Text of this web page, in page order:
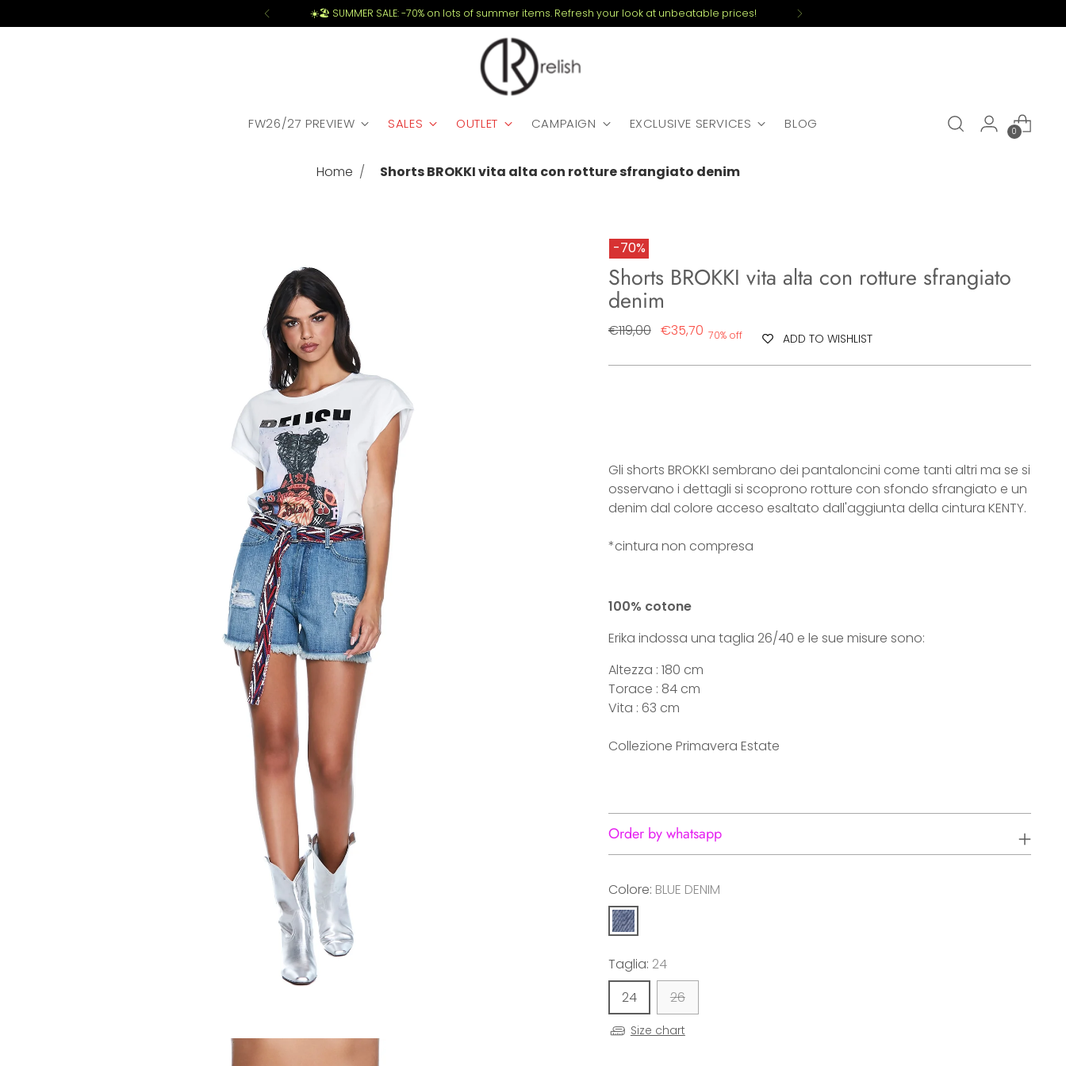
☀️🏖️ SUMMER SALE: -70% on lots of summer items. Refresh your look at unbeatable prices!
FW26/27 PREVIEW SALES OUTLET CAMPAIGN EXCLUSIVE SERVICES BLOG 0
Home Shorts BROKKI vita alta con rotture sfrangiato denim
-70%
Shorts BROKKI vita alta con rotture sfrangiato
denim
Regular
€119,00 €35,70 70% off ADD TO WISHLIST
Gli shorts BROKKI sembrano dei pantaloncini come tanti altri ma se si
osservano i dettagli si scoprono rotture con sfondo sfrangiato e un
denim dal colore acceso esaltato dall'aggiunta della cintura KENTY.
*cintura non compresa
100% cotone
Erika indossa una taglia 26/40 e le sue misure sono:
Altezza : 180 cm
Torace : 84 cm
Vita : 63 cm
Collezione Primavera Estate
Order by whatsapp
Colore: BLUE DENIM
Taglia: 24
24
26
Size chart